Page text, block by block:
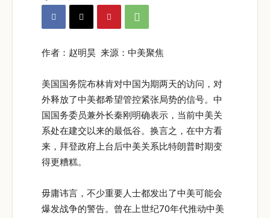
作者：赵明昊 来源：中美聚焦
美国国务院布林肯对中国为期两天的访问，对
外释放了中美都希望管控紧张局势的信号。中
国国务委员兼外长秦刚明确表示，当前中美关
系处在建交以来的最低谷。换言之，在中方看
来，拜登政府上台后中美关系比特朗普时期变
得更糟糕。
毋庸讳言，不少重要人士都发出了中美可能会
爆发战争的警告。曾在上世纪70年代推动中美